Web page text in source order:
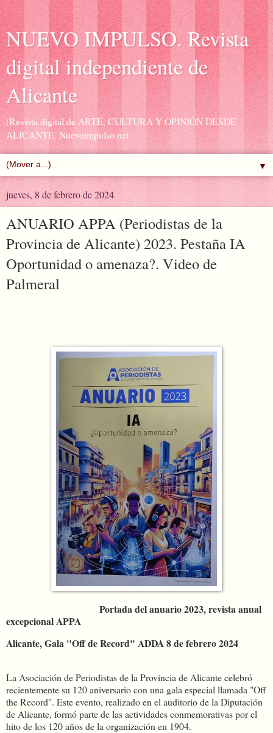
NUEVO IMPULSO. Revista
digital independiente de
Alicante
(Revista digital de ARTE, CULTURA Y OPINIÓN DESDE
ALICANTE. Nuevoimpulso.net
▼
jueves, 8 de febrero de 2024
ANUARIO APPA (Periodistas de la
Provincia de Alicante) 2023. Pestaña IA
Oportunidad o amenaza?. Video de
Palmeral
Portada del anuario 2023, revista anual
excepcional APPA
Alicante, Gala "Off de Record" ADDA 8 de febrero 2024
La Asociación de Periodistas de la Provincia de Alicante celebró
recientemente su 120 aniversario con una gala especial llamada "Off
the Record". Este evento, realizado en el auditorio de la Diputación
de Alicante, formó parte de las actividades conmemorativas por el
hito de los 120 años de la organización en 1904.